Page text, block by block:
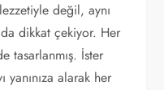
değil, aynı
da dikkat çekiyor. Her
tasarlanmış. İster
yanınıza alarak her